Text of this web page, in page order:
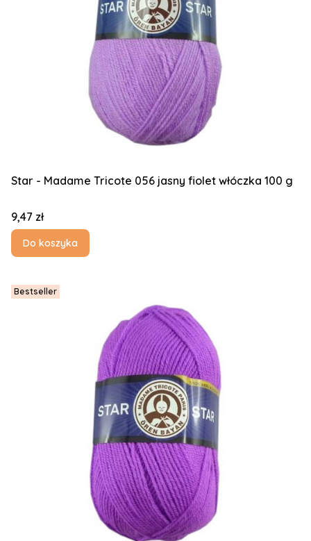
Star - Madame Tricote 056 jasny fiolet włóczka 100 g
Cena
9,47 zł
Do koszyka
Bestseller